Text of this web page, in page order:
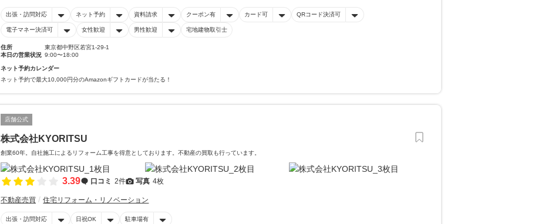
出張・訪問対応 ネット予約 資料請求 クーポン有 カード可 QRコード決済可
電子マネー決済可 女性歓迎 男性歓迎 宅地建物取引士
住所
東京都中野区若宮1-29-1
本日の営業状況 9:00〜18:00
ネット予約カレンダー
ネット予約で最大10,000円分のAmazonギフトカードが当たる！
店舗公式
株式会社KYORITSU
創業60年。自社施工によるリフォーム工事を得意としております。不動産の買取も行っています。
3.39 口コミ 2件 写真 4枚
不動産売買 住宅リフォーム・リノベーション
出張・訪問対応 日祝OK 駐車場有